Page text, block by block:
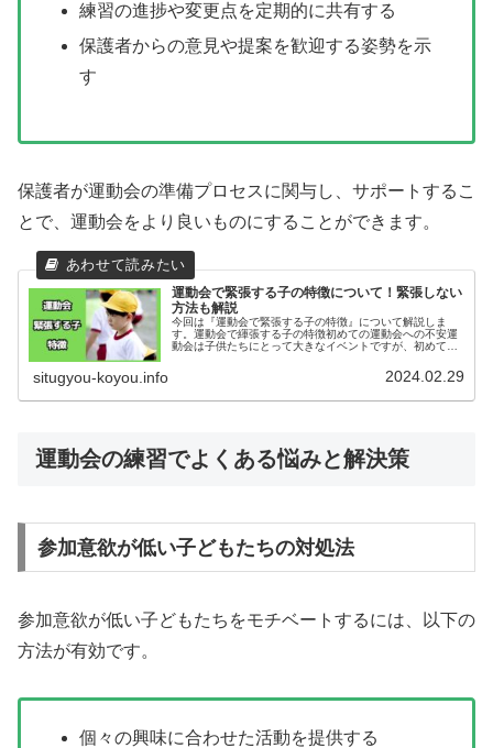
練習の進捗や変更点を定期的に共有する
保護者からの意見や提案を歓迎する姿勢を示
す
保護者が運動会の準備プロセスに関与し、サポートするこ
とで、運動会をより良いものにすることができます。
運動会で緊張する子の特徴について！緊張しない
方法も解説
今回は『運動会で緊張する子の特徴』について解説しま
す。運動会で緷張する子の特徴初めての運動会への不安運
動会は子供たちにとって大きなイベントですが、初めての
situgyou-koyou.info 2024.02.29
運動会の練習でよくある悩みと解決策
参加意欲が低い子どもたちの対処法
参加意欲が低い子どもたちをモチベートするには、以下の
方法が有効です。
個々の興味に合わせた活動を提供する